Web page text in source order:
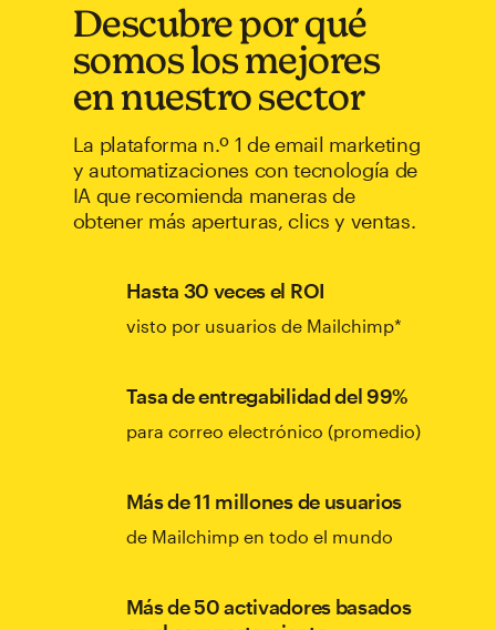
Descubre por qué
somos los mejores
en nuestro sector
La plataforma n.º 1 de email marketing
y automatizaciones con tecnología de
IA que recomienda maneras de
obtener más aperturas, clics y ventas.
Hasta 30 veces el ROI
visto por usuarios de Mailchimp*
Tasa de entregabilidad del 99%
para correo electrónico (promedio)
Más de 11 millones de usuarios
de Mailchimp en todo el mundo
Más de 50 activadores basados